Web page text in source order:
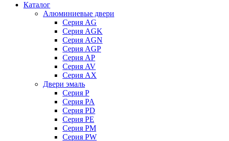
Каталог
Алюминиевые двери
Серия AG
Серия AGK
Серия AGN
Серия AGP
Серия AP
Серия AV
Серия AX
Двери эмаль
Серия P
Серия PA
Серия PD
Серия PE
Серия PM
Серия PW